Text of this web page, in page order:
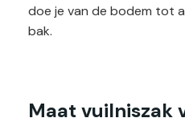
doe je van de bodem tot
bak.
Maat vuilniszak